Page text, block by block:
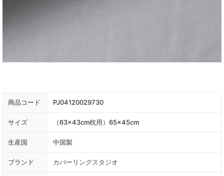
商品コード PJ04120029730
サイズ （63×43cm枕用）65×45cm
生産国 中国製
ブランド カバーリングスタジオ